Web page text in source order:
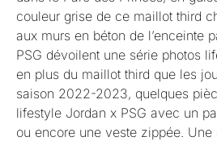
couleur grise de ce maillot third
aux murs en béton de l’enceinte
PSG dévoilent une série photos
en plus du maillot third que les
saison 2022-2023, quelques
lifestyle Jordan x PSG avec un
ou encore une veste zippée.